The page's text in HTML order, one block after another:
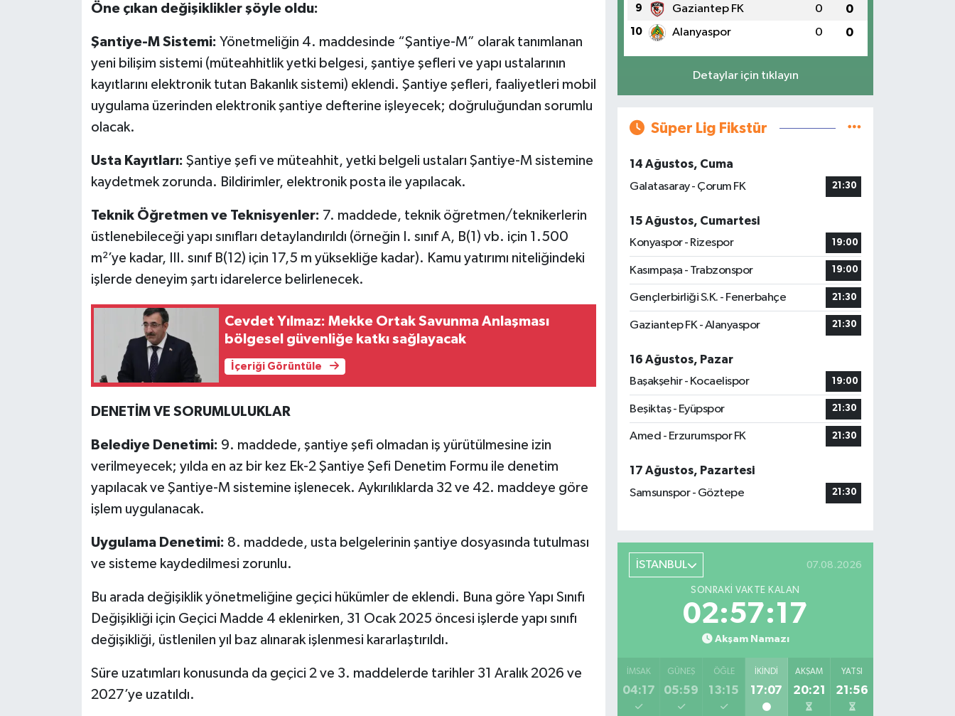
Öne çıkan değişiklikler şöyle oldu:
Şantiye-M Sistemi: Yönetmeliğin 4. maddesinde “Şantiye-M” olarak tanımlanan
yeni bilişim sistemi (müteahhitlik yetki belgesi, şantiye şefleri ve yapı ustalarının
kayıtlarını elektronik tutan Bakanlık sistemi) eklendi. Şantiye şefleri, faaliyetleri mobil
uygulama üzerinden elektronik şantiye defterine işleyecek; doğruluğundan sorumlu
olacak.
Usta Kayıtları: Şantiye şefi ve müteahhit, yetki belgeli ustaları Şantiye-M sistemine
kaydetmek zorunda. Bildirimler, elektronik posta ile yapılacak.
Teknik Öğretmen ve Teknisyenler: 7. maddede, teknik öğretmen/teknikerlerin
üstlenebileceği yapı sınıfları detaylandırıldı (örneğin I. sınıf A, B(1) vb. için 1.500
m²’ye kadar, III. sınıf B(12) için 17,5 m yüksekliğe kadar). Kamu yatırımı niteliğindeki
işlerde deneyim şartı idarelerce belirlenecek.
Cevdet Yılmaz: Mekke Ortak Savunma Anlaşması
bölgesel güvenliğe katkı sağlayacak
İçeriği Görüntüle
DENETİM VE SORUMLULUKLAR
Belediye Denetimi: 9. maddede, şantiye şefi olmadan iş yürütülmesine izin
verilmeyecek; yılda en az bir kez Ek-2 Şantiye Şefi Denetim Formu ile denetim
yapılacak ve Şantiye-M sistemine işlenecek. Aykırılıklarda 32 ve 42. maddeye göre
işlem uygulanacak.
Uygulama Denetimi: 8. maddede, usta belgelerinin şantiye dosyasında tutulması
ve sisteme kaydedilmesi zorunlu.
Bu arada değişiklik yönetmeliğine geçici hükümler de eklendi. Buna göre Yapı Sınıfı
Değişikliği için Geçici Madde 4 eklenirken, 31 Ocak 2025 öncesi işlerde yapı sınıfı
değişikliği, üstlenilen yıl baz alınarak işlenmesi kararlaştırıldı.
Süre uzatımları konusunda da geçici 2 ve 3. maddelerde tarihler 31 Aralık 2026 ve
2027’ye uzatıldı.
9 Gaziantep FK 0 0
10 Alanyaspor 0 0
Detaylar için tıklayın
Süper Lig Fikstür
14 Ağustos, Cuma
Galatasaray - Çorum FK
21:30
15 Ağustos, Cumartesi
Konyaspor - Rizespor
19:00
Kasımpaşa - Trabzonspor 19:00
Gençlerbirliği S.K. - Fenerbahçe 21:30
Gaziantep FK - Alanyaspor 21:30
16 Ağustos, Pazar
Başakşehir - Kocaelispor
19:00
Beşiktaş - Eyüpspor 21:30
Amed - Erzurumspor FK 21:30
17 Ağustos, Pazartesi
Samsunspor - Göztepe
21:30
İSTANBUL 07.08.2026
SONRAKI VAKTE KALAN
02:57:16
Akşam Namazı
İMSAK
04:17
GÜNEŞ
05:59
ÖĞLE
13:15
İKINDI
17:07
AKŞAM
20:21
YATSI
21:56